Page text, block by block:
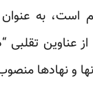
است، به
عناوین تقلبی
و نهادها